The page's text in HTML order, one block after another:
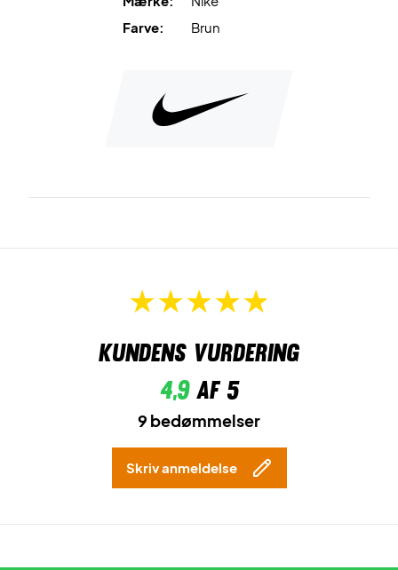
Farve:
Brun
Kundens vurdering
4,9af 5
9 bedømmelser
Skriv anmeldelse